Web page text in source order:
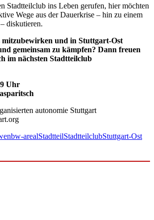
Stadtteilclub ins Leben gerufen, hier möchten
Wege aus der Dauerkrise – hin zu einem
diskutieren.
mitzubewirken und in Stuttgart-Ost
gemeinsam zu kämpfen? Dann freuen
im nächsten Stadtteilclub
Uhr
autonomie Stuttgart
enbw-arealStadtteilStadtteilclubStuttgart-Ost